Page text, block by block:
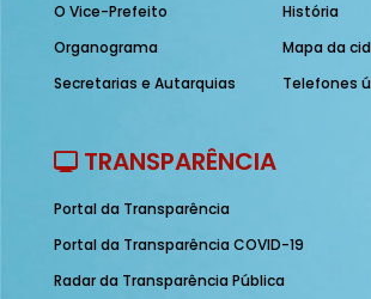
O Vice-Prefeito
Organograma
Secretarias e Autarquias
História
Mapa da
Telefones
TRANSPARÊNCIA
Portal da Transparência
Portal da Transparência COVID-19
Radar da Transparência Pública